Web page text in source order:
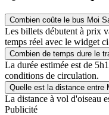
Combien coûte le bus Moi
Les billets débutent à prix
temps réel avec le widget
Combien de temps dure le
La durée estimée est de
conditions de circulation.
Quelle est la distance entre
La distance à vol d'oiseau
Publicité